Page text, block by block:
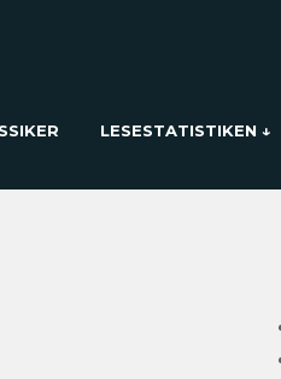
LESESTATISTIKEN ↓